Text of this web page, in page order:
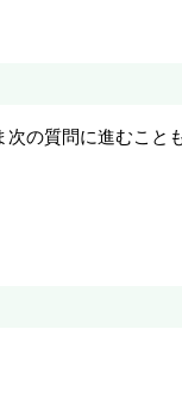
の質問に進むこと